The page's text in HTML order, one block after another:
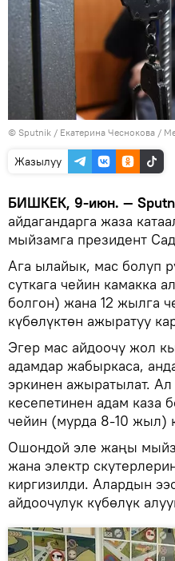
© Sputnik / Екатерина Чеснокова /
Жазылуу
БИШКЕК, 9-июн. —
айдагандарга жаза
мыйзамга президент
Ага ылайык, мас болуп
суткага чейин камакка
болгон) жана 12 жылга
күбөлүктөн ажыратуу
Эгер мас айдоочу жол
адамдар жабыркаса,
эркинен ажыратылат.
кесепетинен адам каза
чейин (мурда 8-10 жыл)
Ошондой эле жаңы
жана электр
киргизилди. Алардын
айдоочулук күбөлүк